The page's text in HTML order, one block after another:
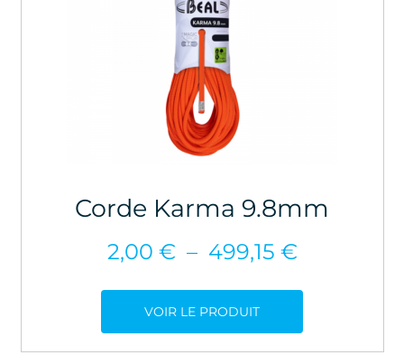
Corde Karma 9.8mm
2,00 € – 499,15 €Plage
2,00 €
VOIR LE PRODUIT